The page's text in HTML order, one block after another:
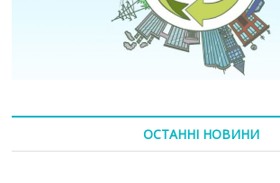
ОСТАННІ НОВИНИ